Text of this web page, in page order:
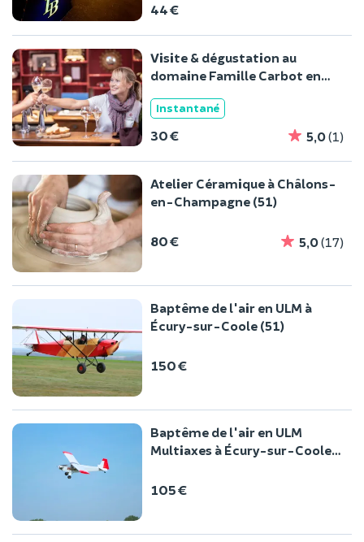
44 €
Visite & dégustation au
domaine Famille Carbot en
Instantané
30 € 5,0(1)
Atelier Céramique à Châlons-
en-Champagne (51)
80 € 5,0(17)
Baptême de l'air en ULM à
Écury-sur-Coole (51)
150 €
Baptême de l'air en ULM
Multiaxes à Écury-sur-Coole
105 €